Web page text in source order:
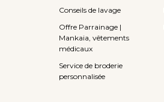
Conseils de lavage
Offre Parrainage |
Mankaia, vêtements
médicaux
Service de broderie
personnalisée